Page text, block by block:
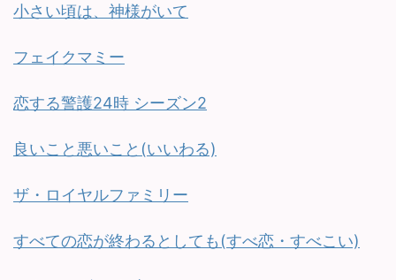
小さい頃は、神様がいて
フェイクマミー
恋する警護24時 シーズン2
良いこと悪いこと(いいわる)
ザ・ロイヤルファミリー
すべての恋が終わるとしても(すべ恋・すべこい)